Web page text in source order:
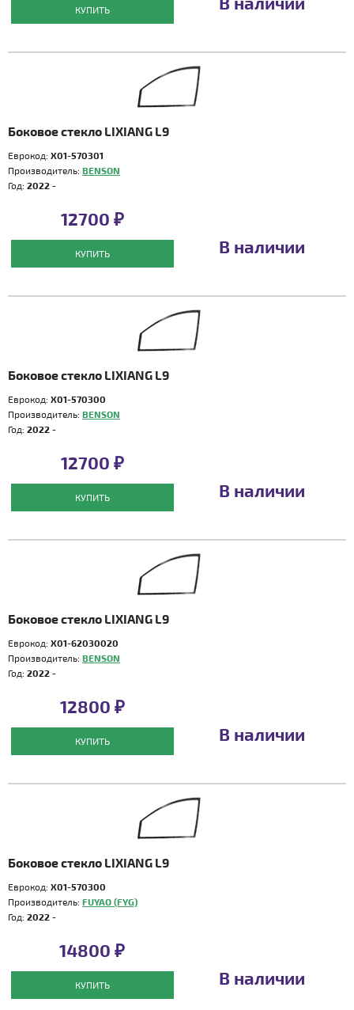
КУПИТЬ
Боковое стекло LIXIANG L9
Еврокод: X01-570301
Производитель: BENSON
Год: 2022 -
12700 ₽
КУПИТЬ В наличии
Боковое стекло LIXIANG L9
Еврокод: X01-570300
Производитель: BENSON
Год: 2022 -
12700 ₽
КУПИТЬ В наличии
Боковое стекло LIXIANG L9
Еврокод: X01-62030020
Производитель: BENSON
Год: 2022 -
12800 ₽
КУПИТЬ В наличии
Боковое стекло LIXIANG L9
Еврокод: X01-570300
Производитель: FUYAO (FYG)
Год: 2022 -
14800 ₽
КУПИТЬ В наличии